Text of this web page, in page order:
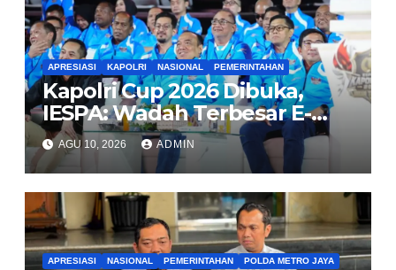
APRESIASI KAPOLRI NASIONAL PEMERINTAHAN
Kapolri Cup 2026 Dibuka,
IESPA: Wadah Terbesar E-
Sports Amatir untuk Talenta
Daerah
AGU 10, 2026 ADMIN
APRESIASI NASIONAL PEMERINTAHAN POLDA METRO JAYA